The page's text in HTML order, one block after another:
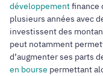
développementfinance
plusieurs années avec
investissent des
peut notamment
d’augmenter ses parts
en bourse permettant